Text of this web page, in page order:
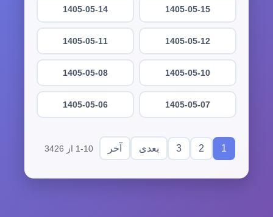
1405-05-15
1405-05-14
1405-05-12
1405-05-11
1405-05-10
1405-05-08
1405-05-07
1405-05-06
1
2
3 بعدی آخر 1-10 از 3426